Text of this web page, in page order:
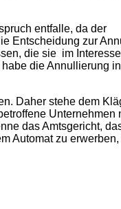
entfalle, da der
Entscheidung zur
die sie im
die Annullierung in
Daher stehe dem
Unternehmen
das Amtsgericht,
Automat zu